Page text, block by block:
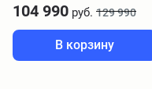
104 990 руб. 129 990
В корзину